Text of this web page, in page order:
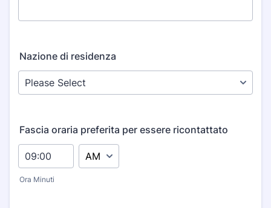
Nazione di residenza
Fascia oraria preferita per essere ricontattato
Ora Minuti
AM/PM Option